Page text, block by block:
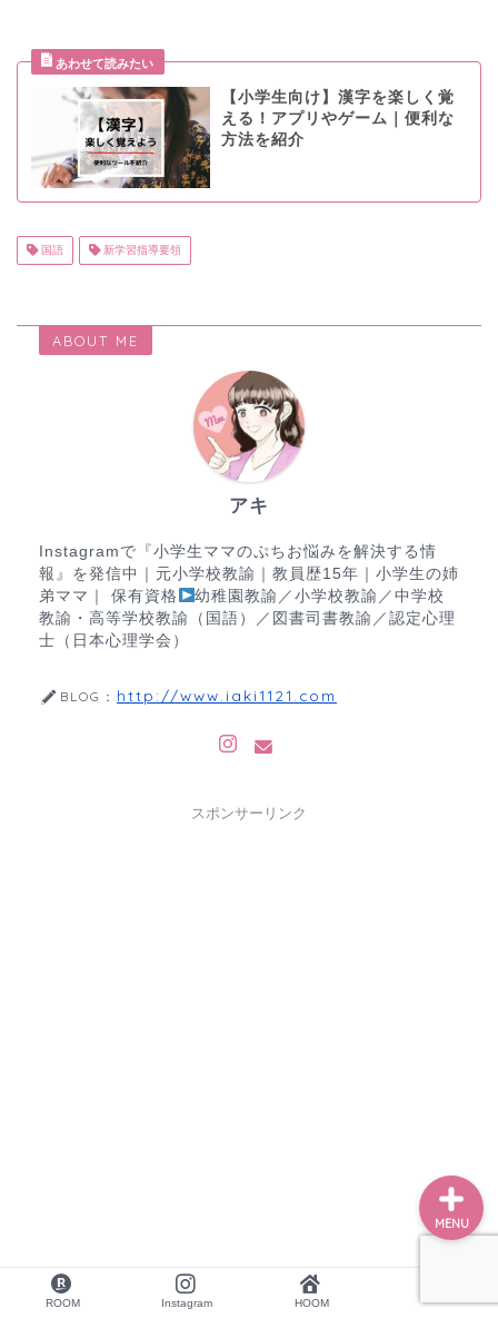
【小学生向け】漢字を楽しく覚
える！アプリやゲーム｜便利な
方法を紹介
国語 新学習指導要領
ABOUT ME
アキ
Instagramで『小学生ママのぷちお悩みを解決する情
報』を発信中｜元小学校教諭｜教員歴15年｜小学生の姉
弟ママ｜ 保有資格
幼稚園教諭／小学校教諭／中学校
教諭・高等学校教諭（国語）／図書司書教諭／認定心理
士（日本心理学会）
BLOG： http://www.iaki1121.com
スポンサーリンク
ROOM Instagram HOOM
MENU